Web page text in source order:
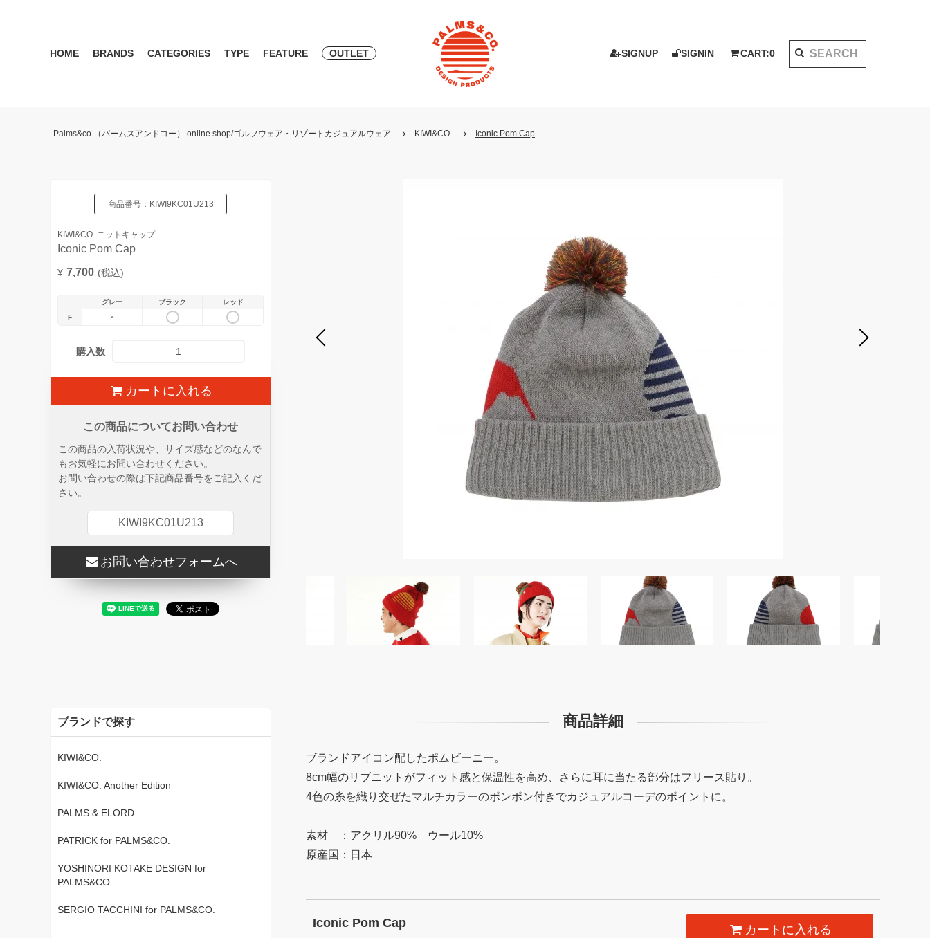
HOME BRANDS CATEGORIES TYPE FEATURE OUTLET SIGNUP SIGNIN CART:0
Palms&co.（パームスアンドコー） online shop/ゴルフウェア・リゾートカジュアルウェア KIWI&CO. Iconic Pom Cap
商品番号： KIWI9KC01U213
KIWI&CO. ニットキャップ
Iconic Pom Cap
¥ 7,700 (税込)
グレー ブラック
レッド
F
×
購入数
カートに入れる
この商品についてお問い合わせ
この商品の入荷状況や、サイズ感などのなんで
もお気軽にお問い合わせください。
お問い合わせの際は下記商品番号をご記入くだ
さい。
KIWI9KC01U213
お問い合わせフォームへ
商品詳細
ブランドアイコン配したポムビーニー。
8cm幅のリブニットがフィット感と保温性を高め、さらに耳に当たる部分はフリース貼り。
4色の糸を織り交ぜたマルチカラーのポンポン付きでカジュアルコーデのポイントに。
素材 ：アクリル90% ウール10%
原産国：日本
Iconic Pom Cap カートに入れる
ブランドで探す
KIWI&CO.
KIWI&CO. Another Edition
PALMS & ELORD
PATRICK for PALMS&CO.
YOSHINORI KOTAKE DESIGN for
PALMS&CO.
SERGIO TACCHINI for PALMS&CO.